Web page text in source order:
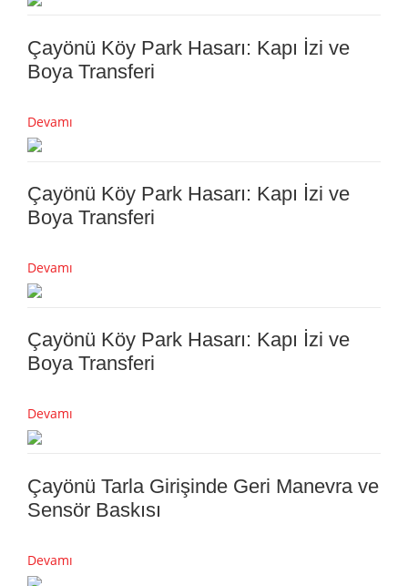
Çayönü Köy Park Hasarı: Kapı İzi ve
Boya Transferi
Devamı
Çayönü Köy Park Hasarı: Kapı İzi ve
Boya Transferi
Devamı
Çayönü Köy Park Hasarı: Kapı İzi ve
Boya Transferi
Devamı
Çayönü Tarla Girişinde Geri Manevra ve
Sensör Baskısı
Devamı